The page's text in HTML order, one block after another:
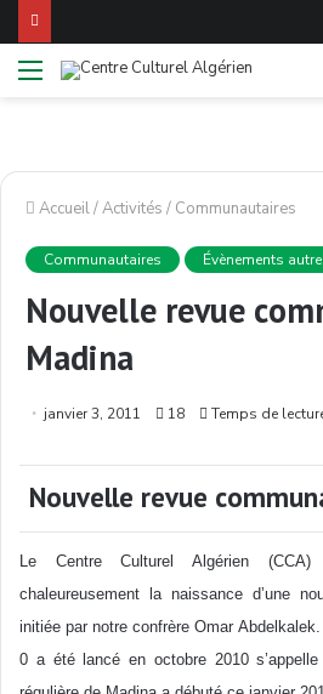
Menu
Accueil/Activités / Communautaires
Communautaires Évènements
Nouvelle revue
Madina
janvier 3, 2011 18 Temps de
Nouvelle revue
Le Centre Culturel Algérien (CCA)
chaleureusement la naissance d’une
initiée par notre confrère Omar
0 a été lancé en octobre 2010